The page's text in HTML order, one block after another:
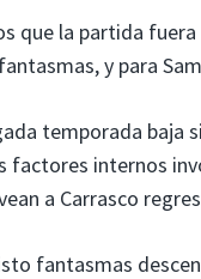
que la partida
y para
temporada baja
factores internos
a Carrasco
fantasmas